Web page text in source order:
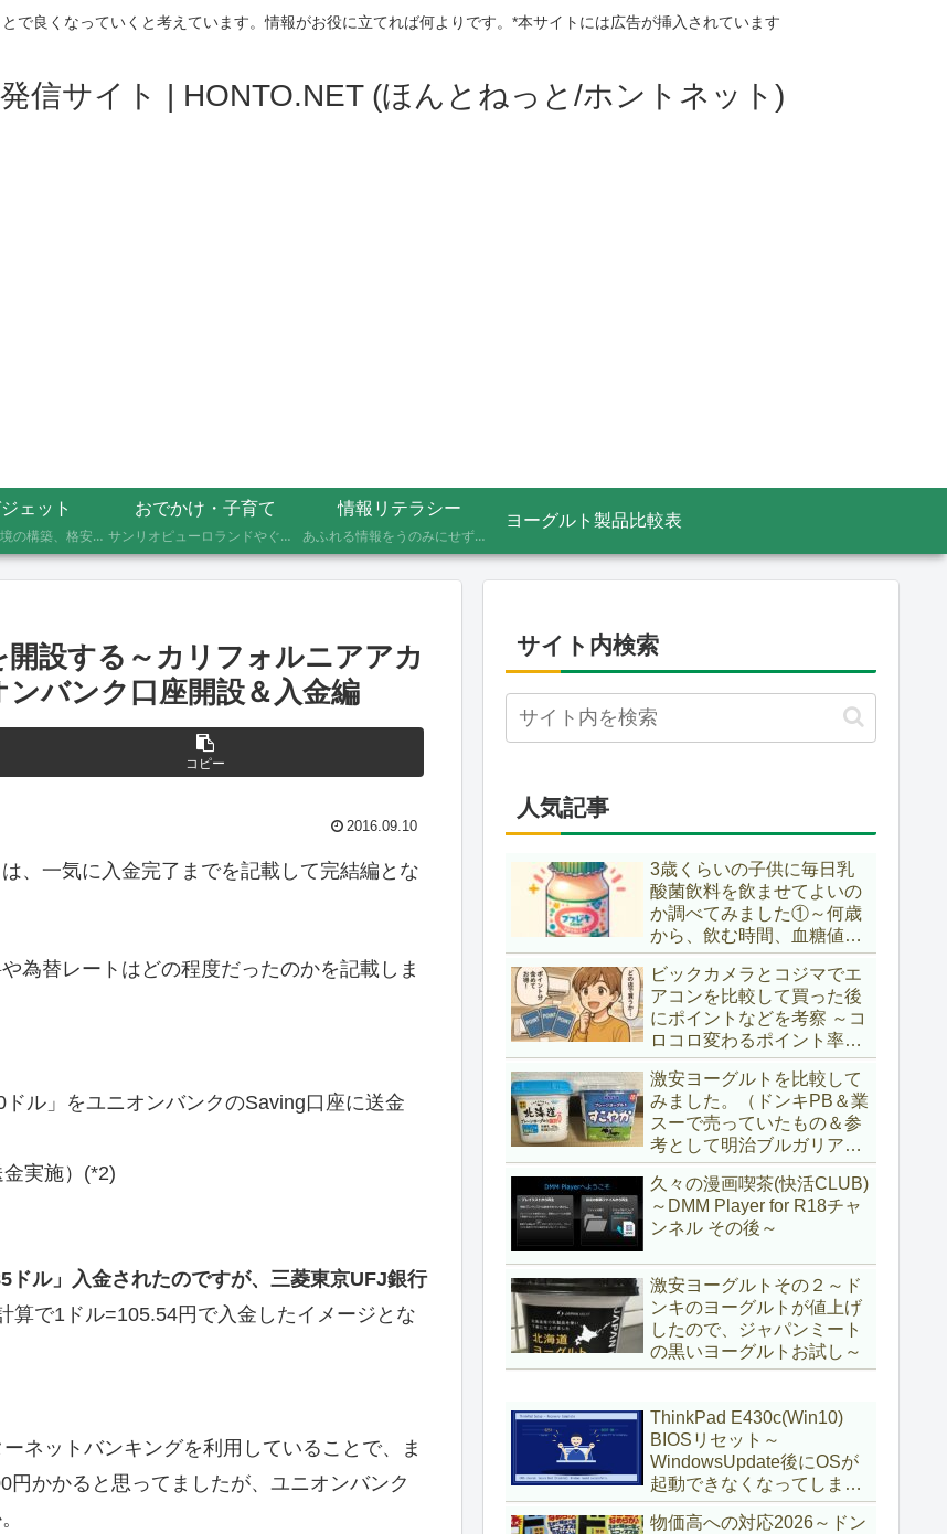
で良くなっていくと考えています。情報がお役に立てれば何よりです。*本サイトには広告が挿入されています
信サイト | HONTO.NET (ほんとねっと/ホントネット)
ェット
自作PCやPC環境の構築、格安SIMへのMNP乗り換え、便利なソフト・サービスの活用記録です。製品の型番や設定手順、つまずいたポイントまで具体的に記載していますので、同じことをしたい方の参考になれば幸いです。
おでかけ・子育て
サンリオピューロランドやぐりんぱなど、未就学児2人を連れて実際に行ったスポットの体験レポートです。株主優待や割引券でお得に楽しむ方法、子連れならではの持ち物や注意点もあわせて記録しています。
情報リテラシー
あふれる情報をうのみにせず、「これってほんと？」と一度立ち止まって見極めるための考え方を記録しています。ニュースの裏の読み解き方、詐欺やデマへの向き合い方など、サイト名「HONTO.NET」の原点となるテーマです。
ヨーグルト製品比較表
設する～カリフォルニアアカ
バンク口座開設＆入金編
コピー
2016.09.10
、一気に入金完了までを記載して完結編とな
為替レートはどの程度だったのかを記載しま
ル」をユニオンバンクのSaving口座に送金
実施）(*2)
ル」入金されたのですが、三菱東京UFJ銀行
算で1ドル=105.54円で入金したイメージとな
ネットバンキングを利用していることで、ま
かかると思ってましたが、ユニオンバンク
サイト内検索
人気記事
3歳くらいの子供に毎日乳
酸菌飲料を飲ませてよいの
か調べてみました①～何歳
から、飲む時間、血糖値ス
パイク～
ビックカメラとコジマでエ
アコンを比較して買った後
にポイントなどを考察 ～コ
ロコロ変わるポイント率に
注意＆株主優待券はポイン
ト率が低い時に使うべし～
激安ヨーグルトを比較して
みました。（ドンキPB＆業
スーで売っていたもの＆参
考として明治ブルガリアヨ
ーグルト)
久々の漫画喫茶(快活CLUB)
～DMM Player for R18チャ
ンネル その後～
激安ヨーグルトその２～ド
ンキのヨーグルトが値上げ
したので、ジャパンミート
の黒いヨーグルトお試し～
ThinkPad E430c(Win10)
BIOSリセット～
WindowsUpdate後にOSが
起動できなくなってしまい
復旧～
物価高への対応2026～ドン